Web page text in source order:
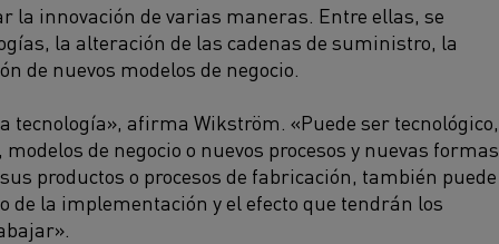
la innovación de varias maneras. Entre ellas, se
la alteración de las cadenas de suministro, la
de nuevos modelos de negocio.
tecnología», afirma Wikström. «Puede ser tecnológico,
de negocio o nuevos procesos y nuevas formas
productos o procesos de fabricación, también puede
la implementación y el efecto que tendrán los